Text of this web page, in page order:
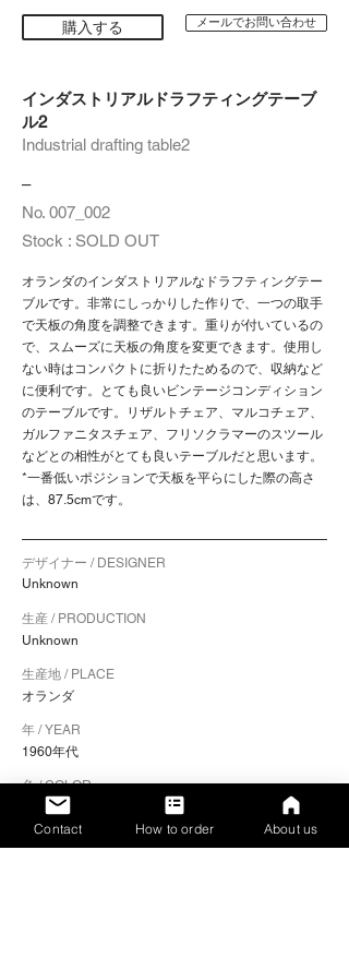
購入する メールでお問い合わせ
インダストリアルドラフティングテーブ
ル2
Industrial drafting table2
–
No. 007_002
Stock : SOLD OUT
オランダのインダストリアルなドラフティングテー
ブルです。非常にしっかりした作りで、一つの取手
で天板の角度を調整できます。重りが付いているの
で、スムーズに天板の角度を変更できます。使用し
ない時はコンパクトに折りたためるので、収納など
に便利です。とても良いビンテージコンディション
のテーブルです。リザルトチェア、マルコチェア、
ガルファニタスチェア、フリソクラマーのスツール
などとの相性がとても良いテーブルだと思います。
*一番低いポジションで天板を平らにした際の高さ
は、87.5cmです。
デザイナー / DESIGNER
Unknown
生産 / PRODUCTION
Unknown
生産地 / PLACE
オランダ
年 / YEAR
1960年代
色 / COLOR
フレーム：メタル
Contact How to order About us